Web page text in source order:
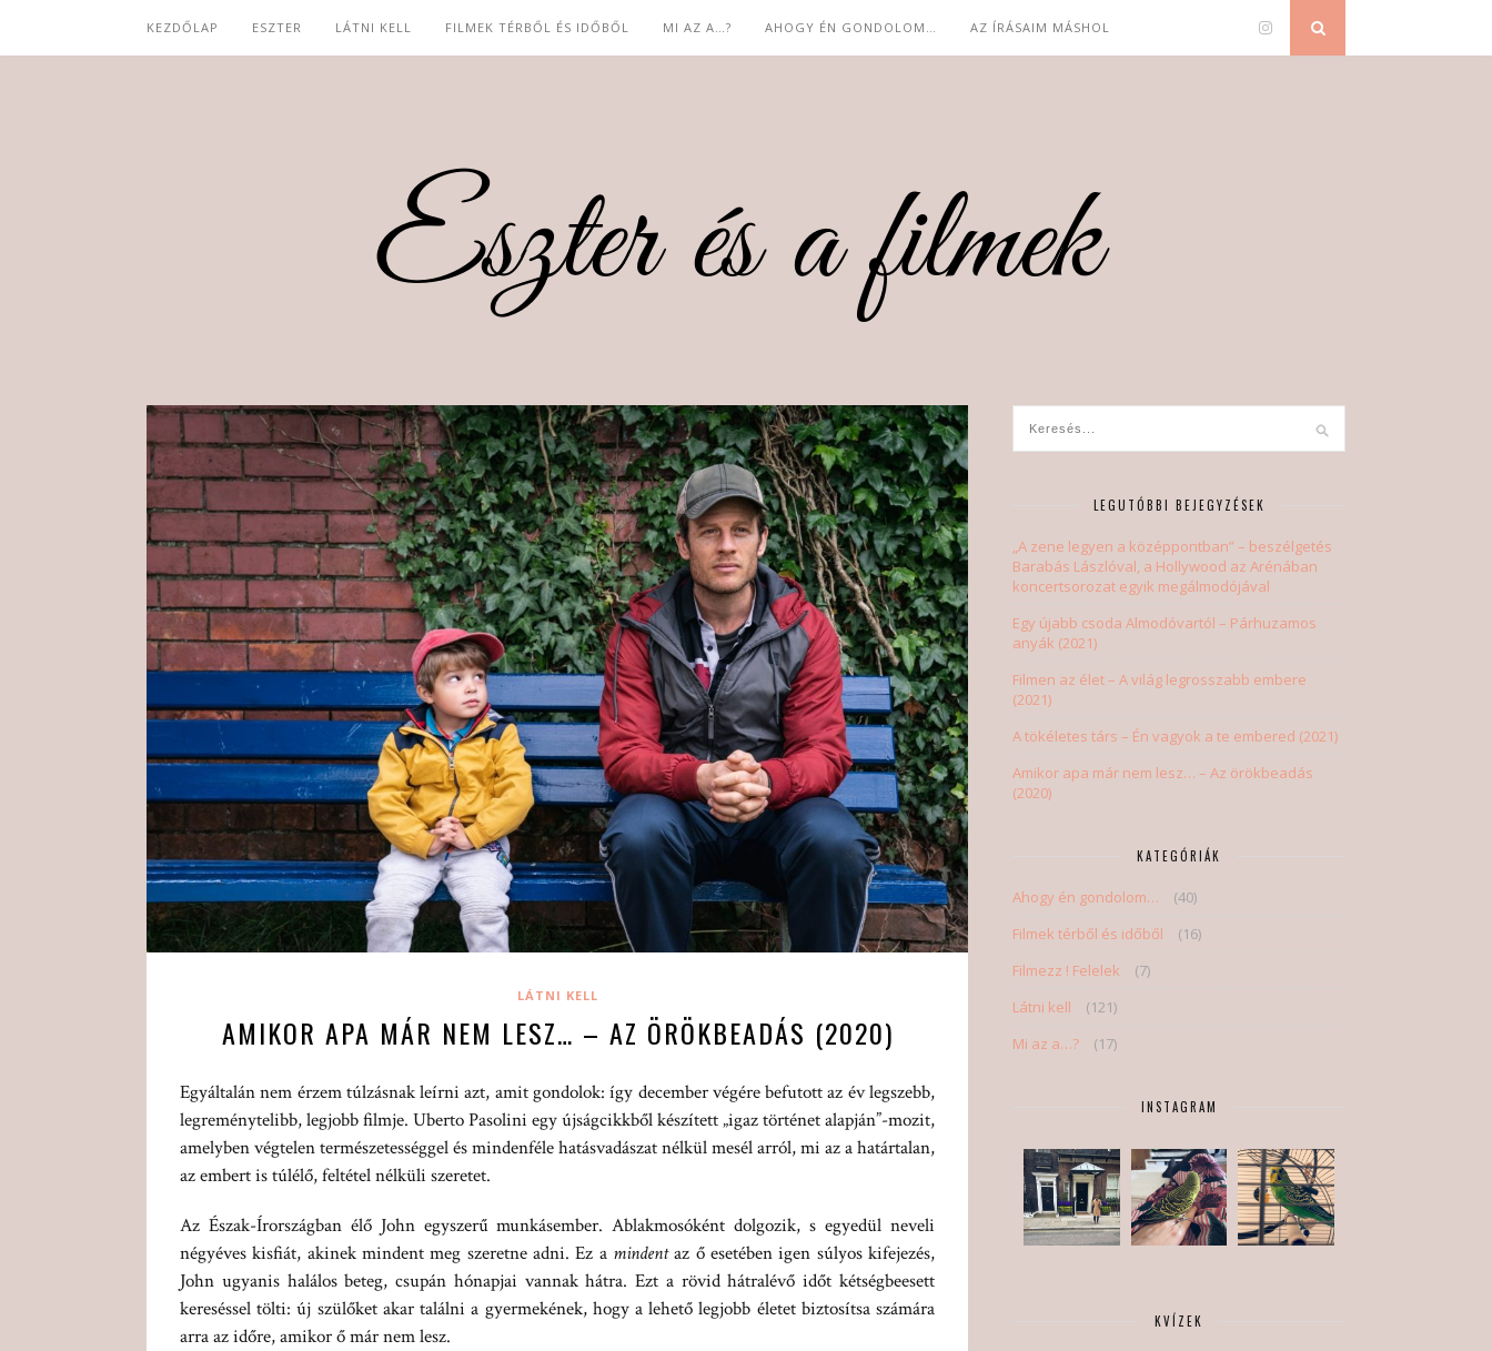
KEZDŐLAP ESZTER LÁTNI KELL FILMEK TÉRBŐL ÉS IDŐBŐL MI AZ A…? AHOGY ÉN GONDOLOM… AZ ÍRÁSAIM MÁSHOL
LÁTNI KELL
AMIKOR APA MÁR NEM LESZ… – AZ ÖRÖKBEADÁS (2020)
Egyáltalán nem érzem túlzásnak leírni azt, amit gondolok: így december végére befutott az év legszebb,
legreménytelibb, legjobb filmje. Uberto Pasolini egy újságcikkből készített „igaz történet alapján”-mozit,
amelyben végtelen természetességgel és mindenféle hatásvadászat nélkül mesél arról, mi az a határtalan,
az embert is túlélő, feltétel nélküli szeretet.
Az Észak-Írországban élő John egyszerű munkásember. Ablakmosóként dolgozik, s egyedül neveli
négyéves kisfiát, akinek mindent meg szeretne adni. Ez a mindentaz ő esetében igen súlyos kifejezés,
John ugyanis halálos beteg, csupán hónapjai vannak hátra. Ezt a rövid hátralévő időt kétségbeesett
kereséssel tölti: új szülőket akar találni a gyermekének, hogy a lehető legjobb életet biztosítsa számára
arra az időre, amikor ő már nem lesz.
LEGUTÓBBI BEJEGYZÉSEK
„A zene legyen a középpontban” – beszélgetés
Barabás Lászlóval, a Hollywood az Arénában
koncertsorozat egyik megálmodójával
Egy újabb csoda Almodóvartól – Párhuzamos
anyák (2021)
Filmen az élet – A világ legrosszabb embere
(2021)
A tökéletes társ – Én vagyok a te embered (2021)
Amikor apa már nem lesz… – Az örökbeadás
(2020)
KATEGÓRIÁK
Ahogy én gondolom…
(40)
Filmek térből és időből
(16)
Filmezz ! Felelek
(7)
Látni kell
(121)
Mi az a…?
(17)
INSTAGRAM
KVÍZEK